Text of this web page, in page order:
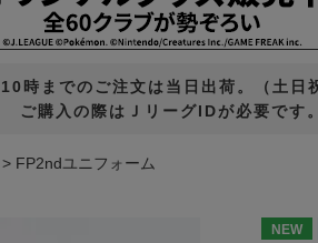
時までのご注文は当日出荷。（土日
ご購入の際はＪリーグIDが必要です。
FP2ndユニフォーム
NEW